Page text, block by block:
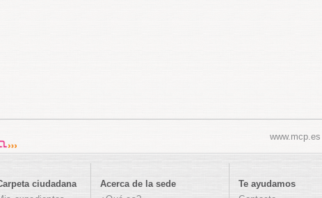
www.mcp.es
ciudadana
Acerca de la sede
Te ayudamos